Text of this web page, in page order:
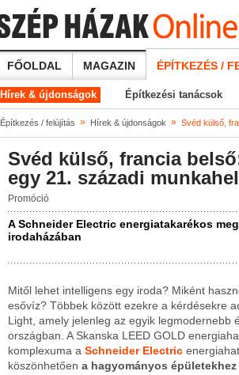
FŐOLDAL MAGAZIN ÉPÍTKEZÉS /
Hírek & újdonságok Építkezési tanácsok
Építkezés / felújítás » Hírek & újdonságok » Svéd külső,
Svéd külső, francia
egy 21. századi
Promóció
A Schneider Electric energiatakarékos
irodaházában
Mitől lehet intelligens egy iroda? Miként
esővíz? Többek között ezekre a kérdésekre
Light, amely jelenleg az egyik legmodernebb
országban. A Skanska LEED GOLD
komplexuma a Schneider Electric
köszönhetően a hagyományos